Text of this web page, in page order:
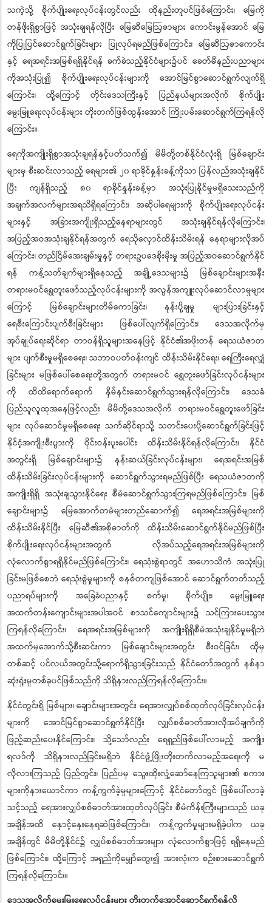
သကဲ့သို့ စိုက်ပျိုးရေးလုပ်ငန်းတွင်လည်း ထိုနည်းတူပင်ဖြစ်ကြောင်း၊ မြေကို
တန်ဖိုးရှိစွာဖြင့် အသုံးချရန်လိုပြီး မြေဆီမြေဩဇာများ ကောင်းမွန်အောင် မြေ
ကိုပြုပြင်ဆောင်ရွက်ခြင်းများ ပြုလုပ်ရမည်ဖြစ်ကြောင်း၊ မြေဆီဩဇာကောင်း
နှင့် ရေအရင်းအမြစ်ရရှိနိုင်ရန် ခက်ခဲသည့်နိုင်ငံများ၌ပင် ခေတ်မီနည်းပညာများ
ကိုအသုံးပြု၍ စိုက်ပျိုးရေးလုပ်ငန်းများကို အောင်မြင်စွာဆောင်ရွက်လျက်ရှိ
ကြောင်း၊ ထို့ကြောင့် တိုင်းဒေသကြီးနှင့် ပြည်နယ်များအလိုက် စိုက်ပျိုး
မွေးမြူရေးလုပ်ငန်းများ တိုးတက်ဖြစ်ထွန်းအောင် ကြိုးပမ်းဆောင်ရွက်ကြရန်လို
ကြောင်း။
ရေကိုအကျိုးရှိစွာအသုံးချရန်နှင့်ပတ်သက်၍ မိမိတို့တစ်နိုင်ငံလုံးရှိ မြစ်ချောင်း
များမှ စီးဆင်းလာသည့် ရေများ၏ ၂၀ ရာခိုင်နှုန်းခန့်ကိုသာ ပြန်လည်အသုံးချနိုင်
ပြီး ကျန်ရှိသည့် ၈၀ ရာခိုင်နှုန်းခန့်မှာ အသုံးပြုနိုင်မှုမရှိသေးသည်ကို
အချက်အလက်များအရသိရှိရကြောင်း၊ အဆိုပါရေများကို စိုက်ပျိုးရေးလုပ်ငန်း
များနှင့် အခြားအကျိုးရှိသည့်နေရာများတွင် အသုံးချနိုင်ရန်လိုကြောင်း၊
အပြည့်အဝအသုံးချနိုင်ရန်အတွက် ရေသိုလှောင်ထိန်းသိမ်းရန် နေရာများလိုအပ်
ကြောင်း၊ တည်ငြိမ်အေးချမ်းမှုနှင့် တရားဥပဒေစိုးမိုးမှု အပြည့်အဝဆောင်ရွက်နိုင်
ရန် ကန့်သတ်ချက်များရှိနေသည့် အချို့ဒေသများ၌ မြစ်ချောင်းများအနီး
တရားမဝင်ရွှေတူးဖော်သည့်လုပ်ငန်းများကို အလွန်အကျူးလုပ်ဆောင်လာမှုများ
ကြောင့် မြစ်ချောင်းများတိမ်ကောခြင်း၊ နုန်းပို့ချမှု များပြားခြင်းနှင့်
ရေစီးကြောင်းပျက်စီးခြင်းများ ဖြစ်ပေါ်လျက်ရှိကြောင်း၊ ဒေသအလိုက်မှ
အုပ်ချုပ်ရေးဆိုင်ရာ တာဝန်ရှိသူများအနေဖြင့် နိုင်ငံ၏အဖိုးတန် ရေသယံဇာတ
များ ပျက်စီးမှုမရှိစေရေး၊ သဘာဝပတ်ဝန်းကျင် ထိန်းသိမ်းနိုင်ရေး၊ ရေကြီးရေလျှံ
ခြင်းများ မဖြစ်ပေါ်စေရေးတို့အတွက် တရားမဝင် ရွှေတူးဖော်ခြင်းလုပ်ငန်းများ
ကို ထိထိရောက်ရောက် နှိမ်နင်းဆောင်ရွက်သွားရန်လိုကြောင်း၊ ဒေသခံ
ပြည်သူလူထုအနေဖြင့်လည်း မိမိတို့ဒေသအလိုက် တရားမဝင်ရွှေတူးဖော်ခြင်း
များ လုပ်ဆောင်မှုမရှိစေရေး သက်ဆိုင်ရာသို့ သတင်းပေးပို့ဆောင်ရွက်ခြင်းဖြင့်
နိုင်ငံ့အကျိုးစီးပွားကို ဝိုင်းဝန်းပူးပေါင်း ထိန်းသိမ်းနိုင်ရန်လိုကြောင်း၊ နိုင်ငံ
အတွင်းရှိ မြစ်ချောင်းများ၌ နုန်းဆယ်ခြင်းလုပ်ငန်းများ၊ ရေအရင်းအမြစ်
ထိန်းသိမ်းခြင်းလုပ်ငန်းများကို ဆောင်ရွက်သွားရမည်ဖြစ်ပြီး ရေသယံဇာတကို
အကျိုးရှိရှိ အသုံးချသွားနိုင်ရေး စီမံဆောင်ရွက်သွားကြရမည်ဖြစ်ကြောင်း၊ မြစ်
ချောင်းများ၌ မြေအောက်တမံများတည်ဆောက်၍ ရေအရင်းအမြစ်များကို
ထိန်းသိမ်းနိုင်ပြီး မြေဆီ၏အစိုဓာတ်ကို ထိန်းသိမ်းဆောင်ရွက်နိုင်မည်ဖြစ်ပြီး
စိုက်ပျိုးရေးလုပ်ငန်းများအတွက် လိုအပ်သည့်ရေအရင်းအမြစ်များကို
လုံလောက်စွာရရှိနိုင်မည်ဖြစ်ကြောင်း၊ ရေသုံးစွဲရာတွင် အဟောသိကံ အသုံးပြု
ခြင်းမဖြစ်စေဘဲ ရေသုံးစွဲမှုများကို စနစ်တကျဖြစ်အောင် ဆောင်ရွက်တတ်သည့်
ပညာရပ်များကို အခြေခံပညာနှင့် စက်မှု၊ စိုက်ပျိုး၊ မွေးမြူရေး
အထက်တန်းကျောင်းများအပါအဝင် စာသင်ကျောင်းများ၌ သင်ကြားပေးသွား
ကြရန်လိုကြောင်း၊ ရေအရင်းအမြစ်များကို အကျိုးရှိရှိစီမံအသုံးချနိုင်မှုမရှိဘဲ
အထက်မှအောက်သို့စီးဆင်းကာ မြစ်ချောင်းများအတွင်း စီးဝင်ခြင်း၊ ထိုမှ
တစ်ဆင့် ပင်လယ်အတွင်းသို့ရောက်ရှိသွားခြင်းသည် နိုင်ငံတော်အတွက် နစ်နာ
ဆုံးရှုံးမှုတစ်ခုပင်ဖြစ်သည်ကို သိရှိနားလည်ကြရန်လိုကြောင်း။
နိုင်ငံတွင်းရှိ မြစ်များ၊ ချောင်းများအတွင်း ရေအားလျှပ်စစ်ထုတ်လုပ်ခြင်းလုပ်ငန်း
များကို အောင်မြင်စွာဆောင်ရွက်နိုင်ပြီး လျှပ်စစ်ဓာတ်အားလိုအပ်ချက်ကို
ဖြည့်ဆည်းပေးနိုင်ကြောင်း၊ သို့သော်လည်း ရေရှည်ဖြစ်ပေါ်လာမည့် အကျိုး
ရလဒ်ကို သိရှိနားလည်ခြင်းမရှိဘဲ နိုင်ငံဖွံ့ဖြိုးတိုးတက်လာမည့်အရေးကို မ
လိုလားကြသည့် ပြည်တွင်း၊ ပြည်ပမှ သွေးထိုးလှုံ့ဆော်နေကြသူများ၏ စကား
များကိုနားယောင်ကာ ကန့်ကွက်ခဲ့မှုများကြောင့် နိုင်ငံတော်တွင် ဖြစ်ပေါ်လာခဲ့
သင့်သည့် ရေအားလျှပ်စစ်ဓာတ်အားထုတ်လုပ်ခြင်း စီမံကိန်းကြီးများသည် ယခု
အချိန်အထိ နှောင့်နှေးနေရဆဲဖြစ်ကြောင်း၊ ကန့်ကွက်မှုများမရှိခဲ့ပါက ယခု
အချိန်တွင် မိမိတို့နိုင်ငံ၌ လျှပ်စစ်ဓာတ်အားများ လုံလောက်စွာဖြင့် ရရှိနေမည်
ဖြစ်ကြောင်း၊ ထို့ကြောင့် အရှည်ကိုမျှော်တွေး၍ အားလုံးက စဉ်းစားဆောင်ရွက်
ကြရန်လိုကြောင်း။